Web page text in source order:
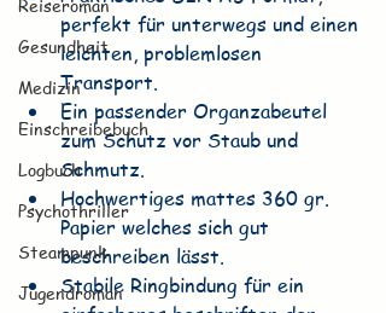
Reiseroman
Gesundheit
Medizin
Einschreibebuch
Logbuch
Psychothriller
Steampunk
Jugendroman
perfekt für unterwegs und einen
leichten, problemlosen
Transport.
Ein passender Organzabeutel
zum Schutz vor Staub und
Schmutz.
Hochwertiges mattes 360 gr.
Papier welches sich gut
beschreiben lässt.
Stabile Ringbindung für ein